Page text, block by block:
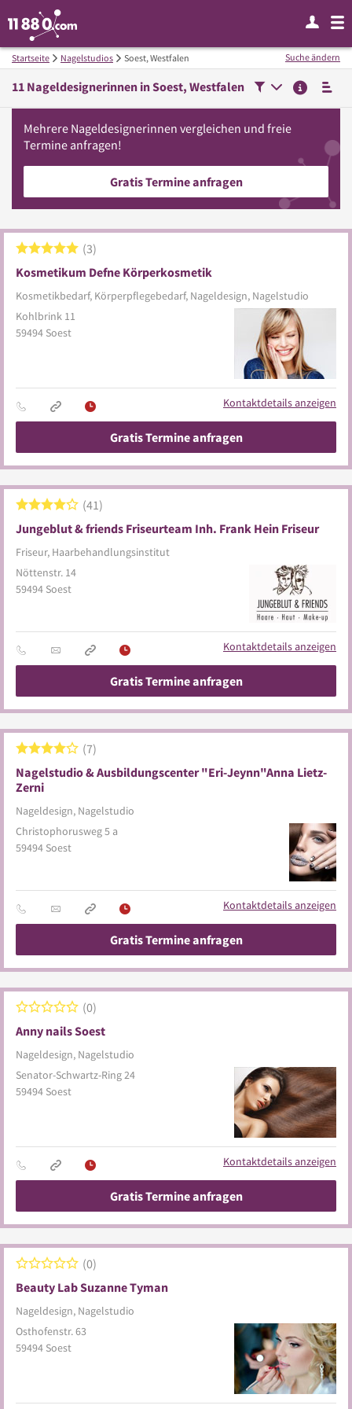
Startseite Nagelstudios Soest, Westfalen
11 Nageldesignerinnen inSoest, Westfalen
Suche ändern
Mehrere Nageldesignerinnen vergleichen und freie
Termine anfragen!
Gratis Termine anfragen
Kosmetikum Defne Körperkosmetik
Kosmetikbedarf, Körperpflegebedarf, Nageldesign, Nagelstudio
3
Kohlbrink 11
59494 Soest
Kontaktdetails anzeigen
Gratis Termine anfragen
Jungeblut & friends Friseurteam Inh. Frank Hein Friseur
Friseur, Haarbehandlungsinstitut
41
Nöttenstr. 14
59494 Soest
Kontaktdetails anzeigen
Gratis Termine anfragen
Nagelstudio & Ausbildungscenter "Eri-Jeynn"Anna Lietz-
Zerni
Nageldesign, Nagelstudio
7
Christophorusweg 5 a
59494 Soest
Kontaktdetails anzeigen
Gratis Termine anfragen
Anny nails Soest
Nageldesign, Nagelstudio
0
Senator-Schwartz-Ring 24
59494 Soest
Kontaktdetails anzeigen
Gratis Termine anfragen
Beauty Lab Suzanne Tyman
Nageldesign, Nagelstudio
0
Osthofenstr. 63
59494 Soest